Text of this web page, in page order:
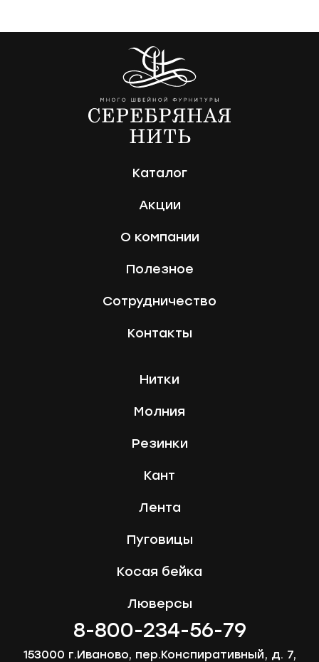
Каталог
Акции
О компании
Полезное
Сотрудничество
Контакты
Нитки
Молния
Резинки
Кант
Лента
Пуговицы
Косая бейка
Люверсы
8-800-234-56-79
153000 г.Иваново, пер.Конспиративный, д. 7,